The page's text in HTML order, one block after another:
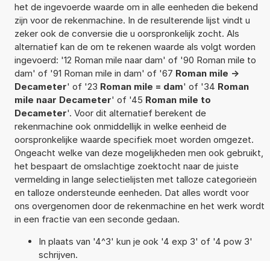
het de ingevoerde waarde om in alle eenheden die bekend
zijn voor de rekenmachine. In de resulterende lijst vindt u
zeker ook de conversie die u oorspronkelijk zocht. Als
alternatief kan de om te rekenen waarde als volgt worden
ingevoerd: '12 Roman mile naar dam' of '90 Roman mile to
dam' of '91 Roman mile in dam' of '67 Roman mile ->
Decameter' of '23 Roman mile = dam' of '34 Roman
mile naar Decameter' of '45 Roman mile to
Decameter'. Voor dit alternatief berekent de
rekenmachine ook onmiddellijk in welke eenheid de
oorspronkelijke waarde specifiek moet worden omgezet.
Ongeacht welke van deze mogelijkheden men ook gebruikt,
het bespaart de omslachtige zoektocht naar de juiste
vermelding in lange selectielijsten met talloze categorieën
en talloze ondersteunde eenheden. Dat alles wordt voor
ons overgenomen door de rekenmachine en het werk wordt
in een fractie van een seconde gedaan.
In plaats van '4^3' kun je ook '4 exp 3' of '4 pow 3'
schrijven.